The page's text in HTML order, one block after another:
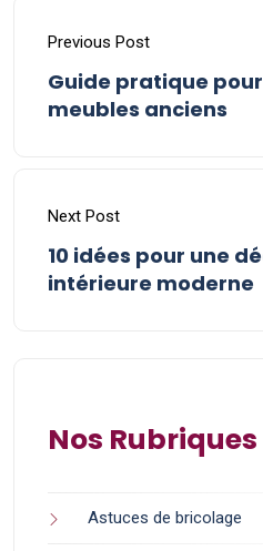
Previous Post
Guide pratique
meubles anciens
Next Post
10 idées pour une
intérieure moderne
Nos Rubriques
Astuces de bricolage